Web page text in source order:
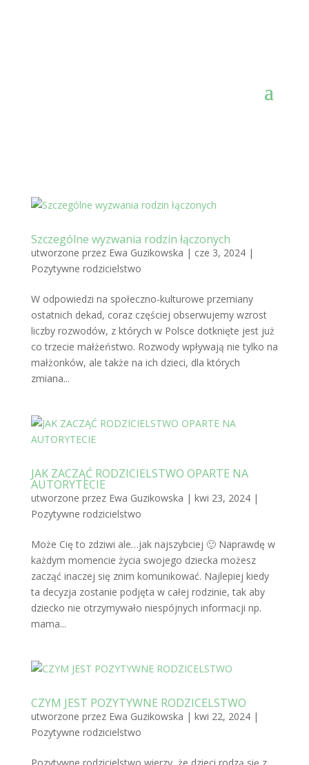
Szczególne wyzwania rodzin łączonych
utworzone przez Ewa Guzikowska | cze 3, 2024|
Pozytywne rodzicielstwo
W odpowiedzi na społeczno-kulturowe przemiany
ostatnich dekad, coraz częściej obserwujemy wzrost
liczby rozwodów, z których w Polsce dotknięte jest już
co trzecie małżeństwo. Rozwody wpływają nie tylko na
małżonków, ale także na ich dzieci, dla których
zmiana...
JAK ZACZĄĆ RODZICIELSTWO OPARTE NA
AUTORYTECIE
utworzone przez Ewa Guzikowska | kwi 23, 2024|
Pozytywne rodzicielstwo
Może Cię to zdziwi ale…jak najszybciej 🙂 Naprawdę w
każdym momencie życia swojego dziecka możesz
zacząć inaczej się znim komunikować. Najlepiej kiedy
ta decyzja zostanie podjęta w całej rodzinie, tak aby
dziecko nie otrzymywało niespójnych informacji np.
mama...
CZYM JEST POZYTYWNE RODZICELSTWO
utworzone przez Ewa Guzikowska | kwi 22, 2024|
Pozytywne rodzicielstwo